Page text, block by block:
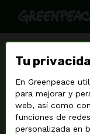
Basta de
sin
Tu
En Greenpeace
para mejorar y
web, así como
funciones de
personalizada en